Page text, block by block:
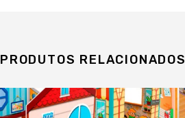
PRODUTOS RELACIONADOS